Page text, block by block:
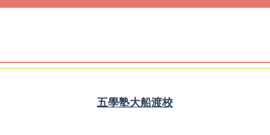
五學塾大船渡校